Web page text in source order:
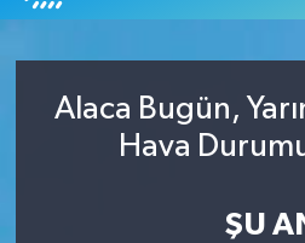
Alaca Bugün,
Hava
ŞU
Trafik Durumu
Süper Lig Puan Durumu